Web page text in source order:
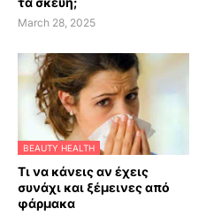
March 28, 2025
BEAUTY HEALTH
Τι να κάνεις αν έχεις
συνάχι και ξέμεινες από
φάρμακα